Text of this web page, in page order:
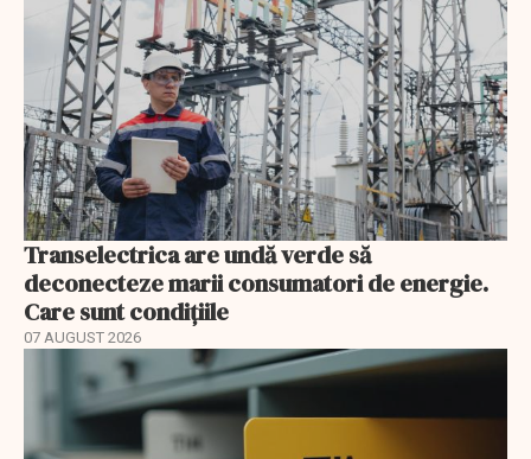
Transelectrica are undă verde să
deconecteze marii consumatori de energie.
Care sunt condițiile
07 AUGUST 2026